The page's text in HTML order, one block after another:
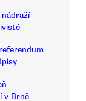
v Brně